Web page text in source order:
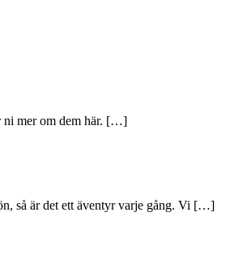
ni mer om dem här. […]
så är det ett äventyr varje gång. Vi […]